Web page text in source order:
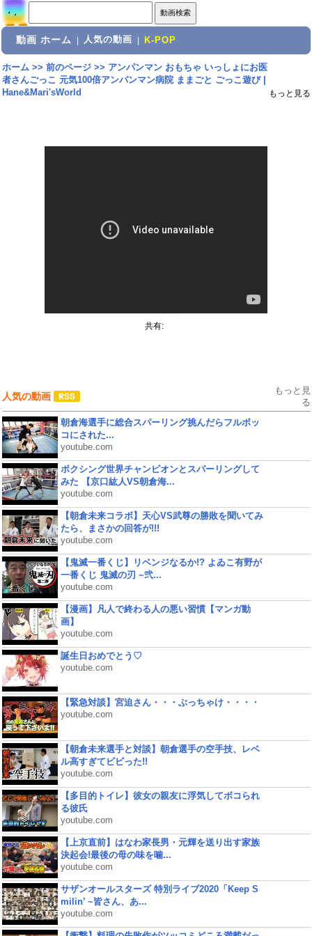
動画 ホーム 人気の動画 K-POP
ホーム>> 前のページ>> アンパンマン おもちゃ いっしょにお医
者さんごっこ 元気100倍アンパンマン病院 ままごと ごっこ遊び |
Hane&Mari'sWorld
もっと見る
共有:
人気の動画
もっと見
る
朝倉海選手に総合スパーリング挑んだらフルボッ
コにされた...
youtube.com
ボクシング世界チャンピオンとスパーリングして
みた 【京口紘人VS朝倉海...
youtube.com
【朝倉未来コラボ】天心VS武尊の勝敗を聞いてみ
たら、まさかの回答が!!!
youtube.com
【鬼滅一番くじ】リベンジなるか!? よゐこ有野が
一番くじ 鬼滅の刃 ~弐...
youtube.com
【漫画】凡人で終わる人の悪い習慣【マンガ動
画】
youtube.com
誕生日おめでとう♡
youtube.com
【緊急対談】宮迫さん・・・ぶっちゃけ・・・・
youtube.com
【朝倉未来選手と対談】朝倉選手の空手技、レベ
ル高すぎてビビった!!
youtube.com
【多目的トイレ】彼女の親友に浮気してボコられ
る彼氏
youtube.com
【上京直前】はなわ家長男・元輝を送り出す家族
決起会!最後の母の味を噛...
youtube.com
サザンオールスターズ 特別ライブ2020「Keep S
milin’ ~皆さん、あ...
youtube.com